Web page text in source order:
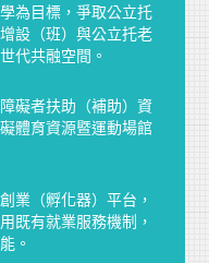
為目標，爭取公立托
設（班）與公立托老
代共融空間。
礙者扶助（補助）資
體育資源暨運動場館
業（孵化器）平台，
既有就業服務機制，
。